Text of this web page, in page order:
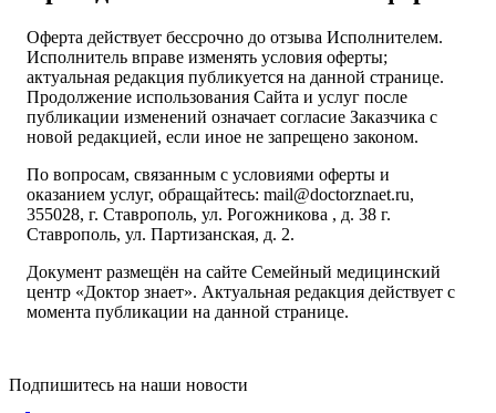
Оферта действует бессрочно до отзыва Исполнителем.
Исполнитель вправе изменять условия оферты;
актуальная редакция публикуется на данной странице.
Продолжение использования Сайта и услуг после
публикации изменений означает согласие Заказчика с
новой редакцией, если иное не запрещено законом.
По вопросам, связанным с условиями оферты и
оказанием услуг, обращайтесь: mail@doctorznaet.ru,
355028, г. Ставрополь, ул. Рогожникова , д. 38 г.
Ставрополь, ул. Партизанская, д. 2.
Документ размещён на сайте Семейный медицинский
центр «Доктор знает». Актуальная редакция действует с
момента публикации на данной странице.
Подпишитесь на наши новости